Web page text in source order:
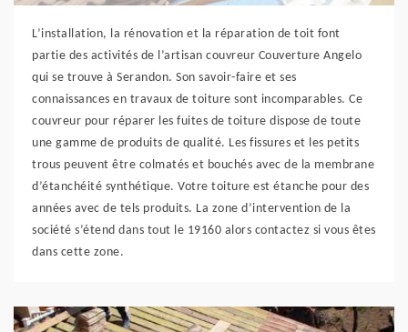
L’installation, la rénovation et la réparation de toit font
partie des activités de l’artisan couvreur Couverture Angelo
qui se trouve à Serandon. Son savoir-faire et ses
connaissances en travaux de toiture sont incomparables. Ce
couvreur pour réparer les fuites de toiture dispose de toute
une gamme de produits de qualité. Les fissures et les petits
trous peuvent être colmatés et bouchés avec de la membrane
d’étanchéité synthétique. Votre toiture est étanche pour des
années avec de tels produits. La zone d’intervention de la
société s’étend dans tout le 19160 alors contactez si vous êtes
dans cette zone.